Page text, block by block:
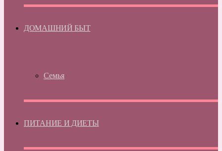
ДОМАШНИЙ БЫТ
Семья
ПИТАНИЕ И ДИЕТЫ